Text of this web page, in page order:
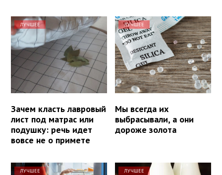
ЛУЧШЕЕ
Зачем класть лавровый
лист под матрас или
подушку: речь идет
вовсе не о примете
ЛУЧШЕЕ
Мы всегда их
выбрасывали, а они
дороже золота
ЛУЧШЕЕ ЛУЧШЕЕ